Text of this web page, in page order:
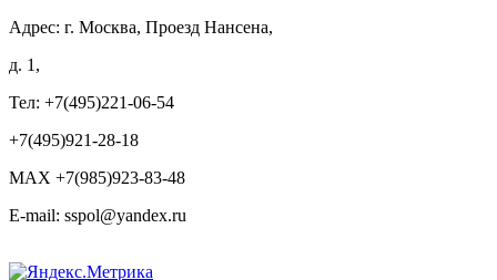
Адрес: г. Москва, Проезд Нансена,
д. 1,
Тел: +7(495)221-06-54
+7(495)921-28-18
MAX +7(985)923-83-48
E-mail: sspol@yandex.ru